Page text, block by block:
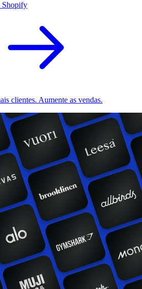
Shopify
clientes. Aumente as vendas.